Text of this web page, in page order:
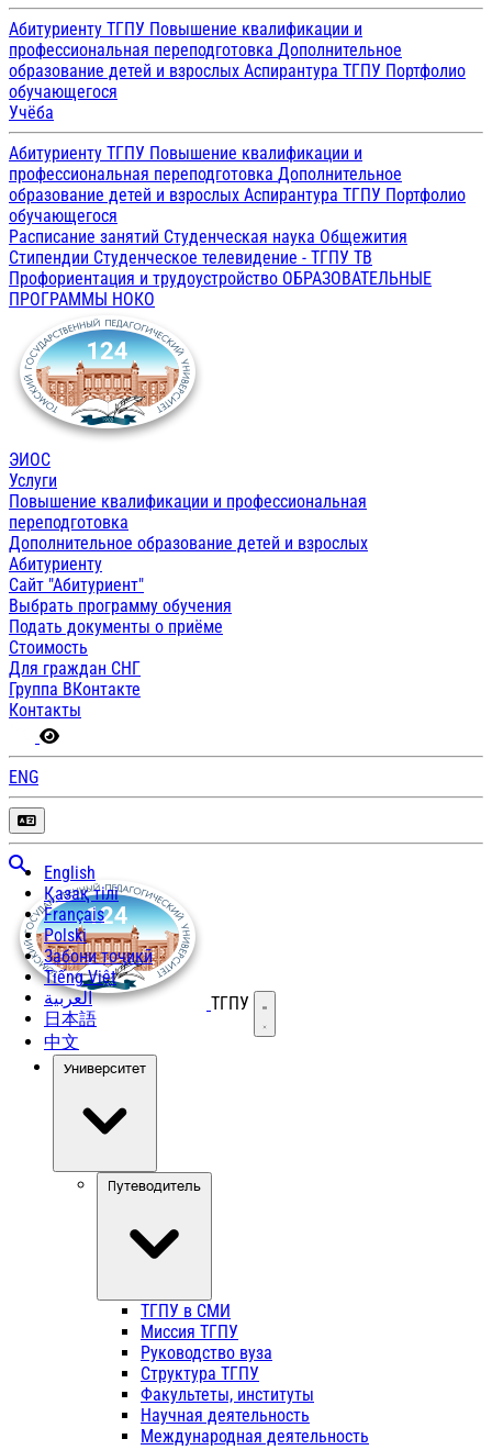
Абитуриенту ТГПУ Повышение квалификации и
профессиональная переподготовка Дополнительное
образование детей и взрослых Аспирантура ТГПУ Портфолио
обучающегося
Учёба
Абитуриенту ТГПУ Повышение квалификации и
профессиональная переподготовка Дополнительное
образование детей и взрослых Аспирантура ТГПУ Портфолио
обучающегося
Расписание занятий Студенческая наука Общежития
Стипендии Студенческое телевидение - ТГПУ ТВ
Профориентация и трудоустройство ОБРАЗОВАТЕЛЬНЫЕ
ПРОГРАММЫ НОКО
ЭИОС
Услуги
Повышение квалификации и профессиональная
переподготовка
Дополнительное образование детей и взрослых
Абитуриенту
Сайт "Абитуриент"
Выбрать программу обучения
Подать документы о приёме
Стоимость
Для граждан СНГ
Группа ВКонтакте
Контакты
ENG
English
Қазақ тілі
Français
Polski
Забони тоҷикӣ
Tiếng Việt
العربية
日本語
中文
ТГПУ Открыть меню
Университет
Путеводитель
ТГПУ в СМИ
Миссия ТГПУ
Руководство вуза
Структура ТГПУ
Факультеты, институты
Научная деятельность
Международная деятельность